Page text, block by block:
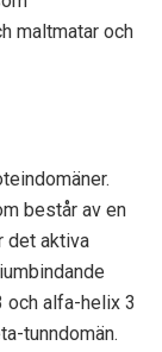
maltmatar och
består av en
det aktiva
och alfa-helix 3
tunndomän.